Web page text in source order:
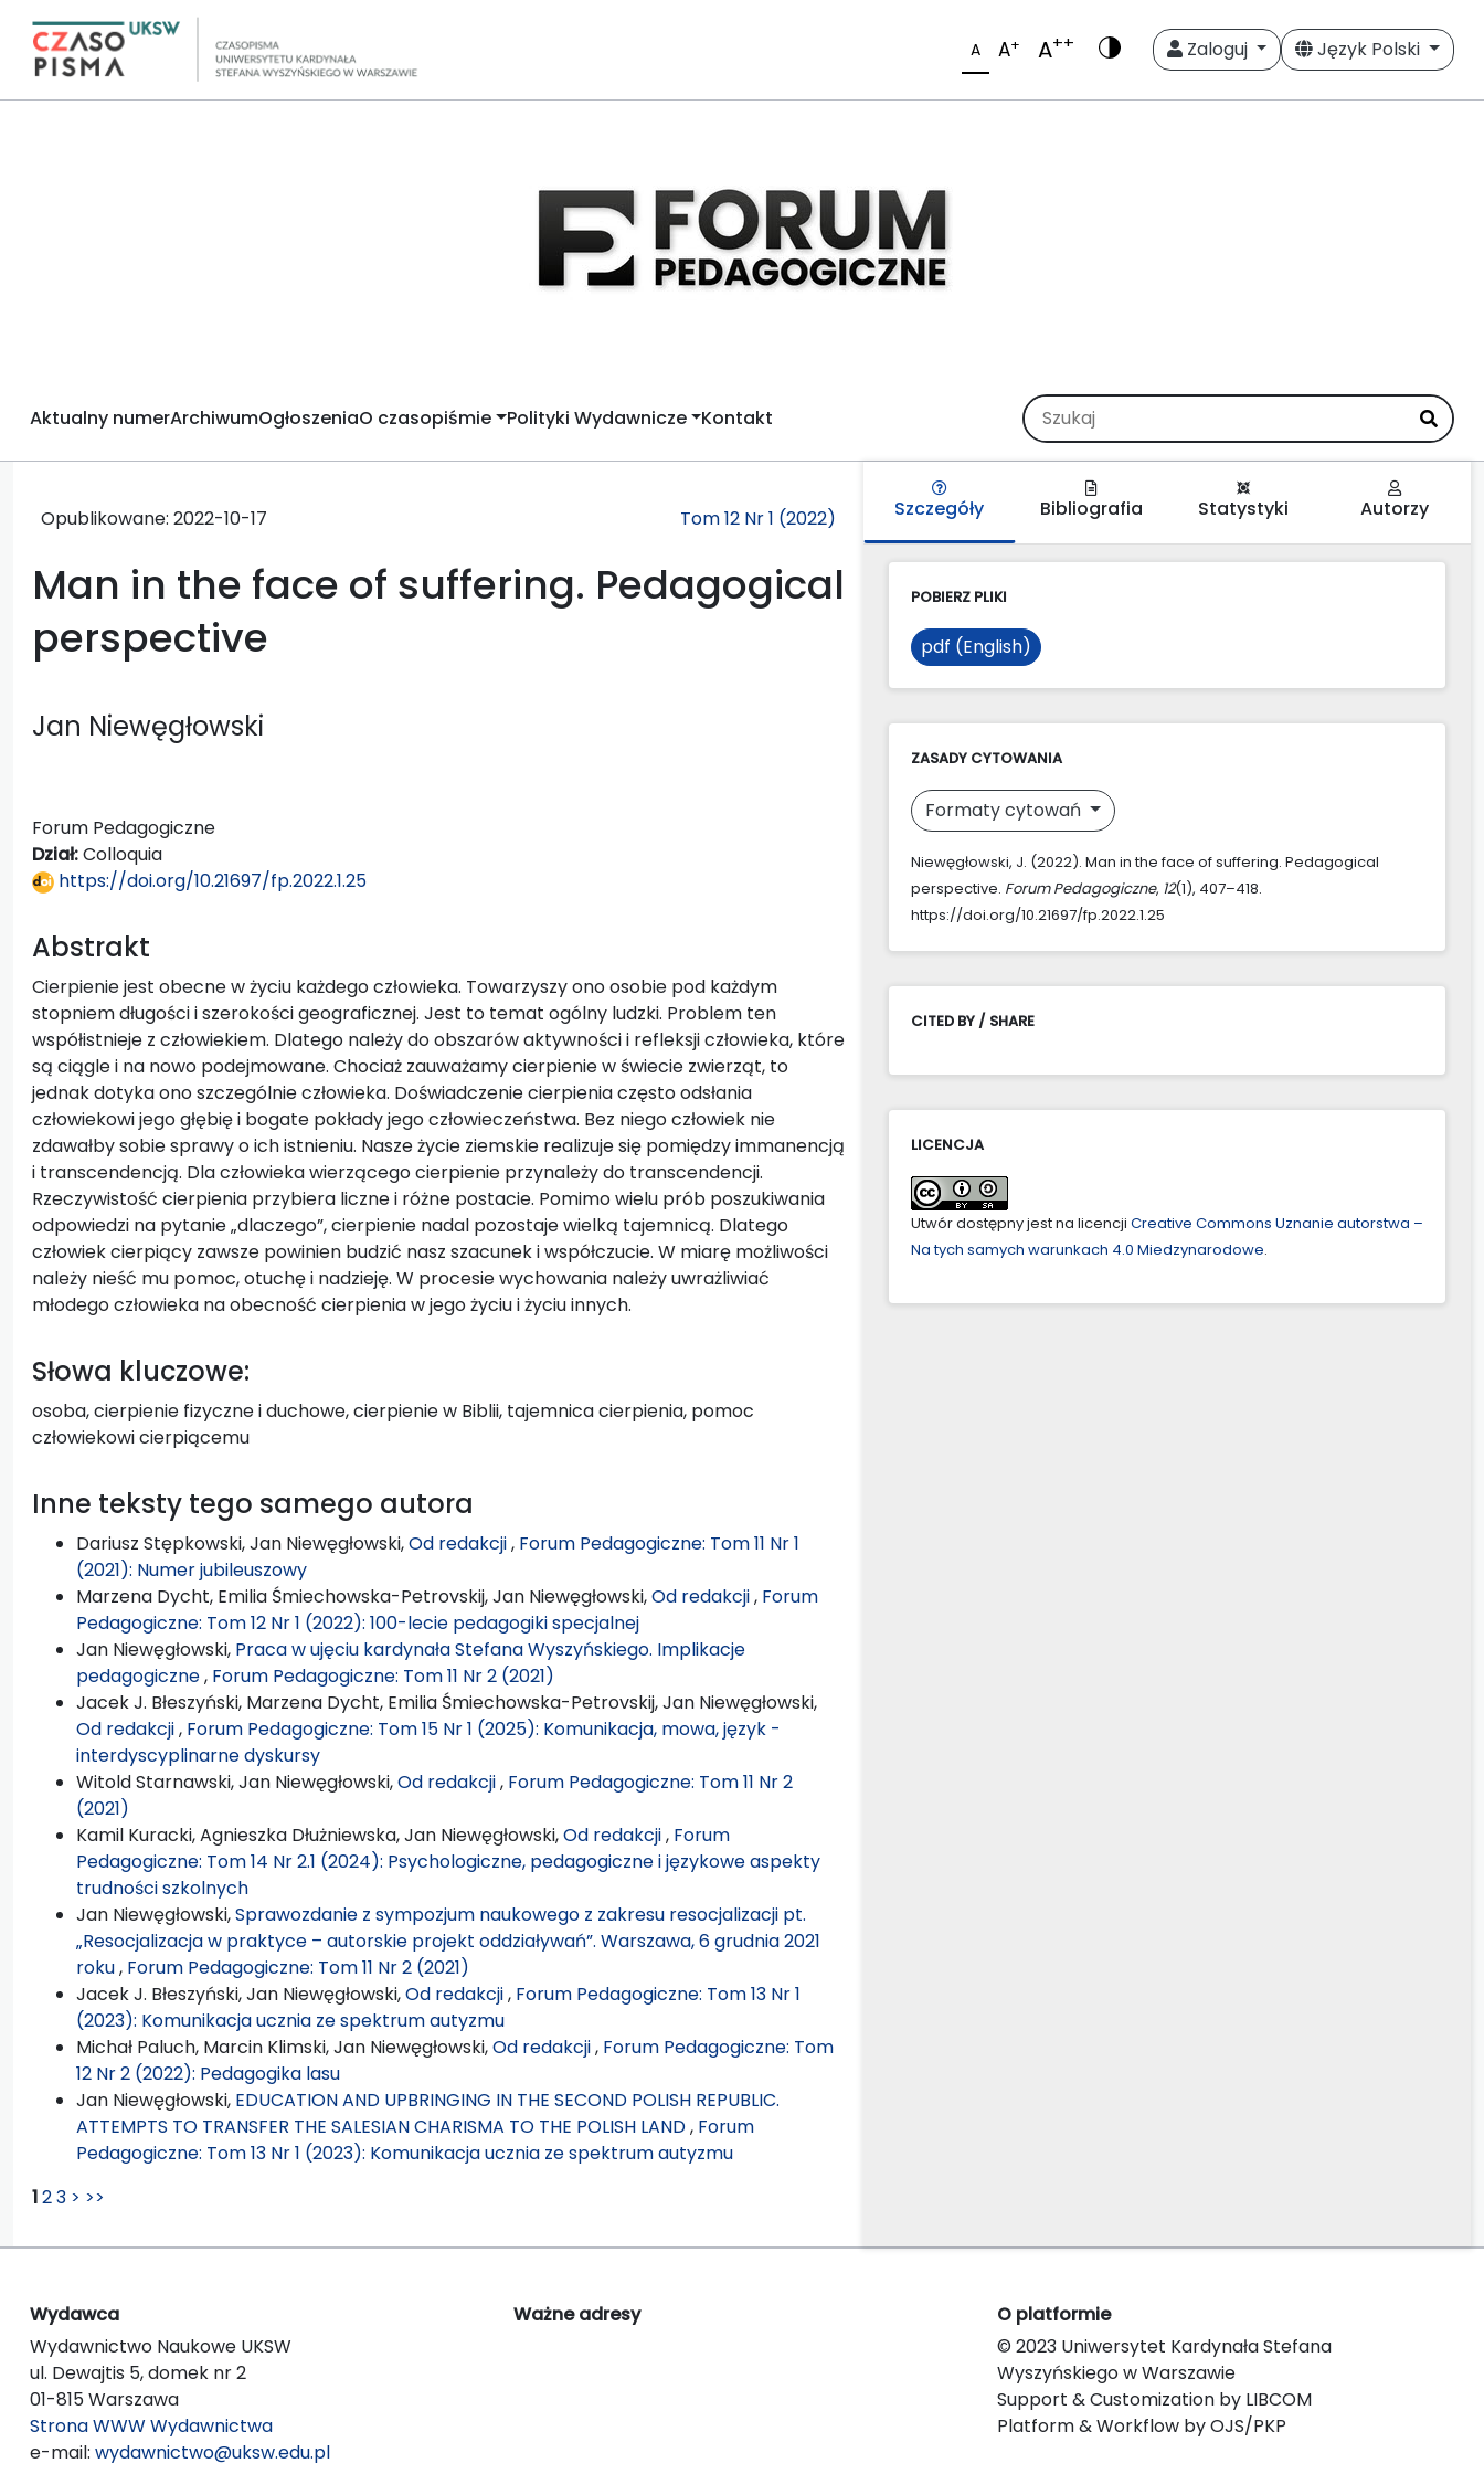
A A+ A++ Zaloguj Język Polski
Aktualny numerArchiwumOgłoszeniaO czasopiśmie Polityki Wydawnicze Kontakt
Opublikowane: 2022-10-17 Tom 12 Nr 1 (2022)
Man in the face of suffering. Pedagogical
perspective
Jan Niewęgłowski
Forum Pedagogiczne
Dział:Colloquia
https://doi.org/10.21697/fp.2022.1.25
Abstrakt
Cierpienie jest obecne w życiu każdego człowieka. Towarzyszy ono osobie pod każdym
stopniem długości i szerokości geograficznej. Jest to temat ogólny ludzki. Problem ten
współistnieje z człowiekiem. Dlatego należy do obszarów aktywności i refleksji człowieka, które
są ciągle i na nowo podejmowane. Chociaż zauważamy cierpienie w świecie zwierząt, to
jednak dotyka ono szczególnie człowieka. Doświadczenie cierpienia często odsłania
człowiekowi jego głębię i bogate pokłady jego człowieczeństwa. Bez niego człowiek nie
zdawałby sobie sprawy o ich istnieniu. Nasze życie ziemskie realizuje się pomiędzy immanencją
i transcendencją. Dla człowieka wierzącego cierpienie przynależy do transcendencji.
Rzeczywistość cierpienia przybiera liczne i różne postacie. Pomimo wielu prób poszukiwania
odpowiedzi na pytanie „dlaczego”, cierpienie nadal pozostaje wielką tajemnicą. Dlatego
człowiek cierpiący zawsze powinien budzić nasz szacunek i współczucie. W miarę możliwości
należy nieść mu pomoc, otuchę i nadzieję. W procesie wychowania należy uwrażliwiać
młodego człowieka na obecność cierpienia w jego życiu i życiu innych.
Słowa kluczowe:
osoba, cierpienie fizyczne i duchowe, cierpienie w Biblii, tajemnica cierpienia, pomoc
człowiekowi cierpiącemu
Inne teksty tego samego autora
Dariusz Stępkowski, Jan Niewęgłowski,Od redakcji, Forum Pedagogiczne: Tom 11 Nr 1
(2021): Numer jubileuszowy
Marzena Dycht, Emilia Śmiechowska-Petrovskij, Jan Niewęgłowski,Od redakcji, Forum
Pedagogiczne: Tom 12 Nr 1 (2022): 100-lecie pedagogiki specjalnej
Jan Niewęgłowski, Praca w ujęciu kardynała Stefana Wyszyńskiego. Implikacje
pedagogiczne, Forum Pedagogiczne: Tom 11 Nr 2 (2021)
Jacek J. Błeszyński, Marzena Dycht, Emilia Śmiechowska-Petrovskij, Jan Niewęgłowski,
Od redakcji, Forum Pedagogiczne: Tom 15 Nr 1 (2025): Komunikacja, mowa, język -
interdyscyplinarne dyskursy
Witold Starnawski, Jan Niewęgłowski,Od redakcji, Forum Pedagogiczne: Tom 11 Nr 2
(2021)
Kamil Kuracki, Agnieszka Dłużniewska, Jan Niewęgłowski,Od redakcji, Forum
Pedagogiczne: Tom 14 Nr 2.1 (2024): Psychologiczne, pedagogiczne i językowe aspekty
trudności szkolnych
Jan Niewęgłowski,Sprawozdanie z sympozjum naukowego z zakresu resocjalizacji pt.
„Resocjalizacja w praktyce – autorskie projekt oddziaływań”. Warszawa, 6 grudnia 2021
roku, Forum Pedagogiczne: Tom 11 Nr 2 (2021)
Jacek J. Błeszyński, Jan Niewęgłowski,Od redakcji, Forum Pedagogiczne: Tom 13 Nr 1
(2023): Komunikacja ucznia ze spektrum autyzmu
Michał Paluch, Marcin Klimski, Jan Niewęgłowski,Od redakcji, Forum Pedagogiczne: Tom
12 Nr 2 (2022): Pedagogika lasu
Jan Niewęgłowski, EDUCATION AND UPBRINGING IN THE SECOND POLISH REPUBLIC.
ATTEMPTS TO TRANSFER THE SALESIAN CHARISMA TO THE POLISH LAND, Forum
Pedagogiczne: Tom 13 Nr 1 (2023): Komunikacja ucznia ze spektrum autyzmu
123 > >>
Szczegóły Bibliografia Statystyki Autorzy
POBIERZ PLIKI
pdf (English)
ZASADY CYTOWANIA
Formaty cytowań
Niewęgłowski, J. (2022). Man in the face of suffering. Pedagogical
perspective. Forum Pedagogiczne, 12(1), 407–418.
https://doi.org/10.21697/fp.2022.1.25
CITED BY / SHARE
LICENCJA
Utwór dostępny jest na licencji Creative Commons Uznanie autorstwa –
Na tych samych warunkach 4.0 Miedzynarodowe.
Wydawca
Wydawnictwo Naukowe UKSW
ul. Dewajtis 5, domek nr 2
01-815 Warszawa
Strona WWW Wydawnictwa
e-mail: wydawnictwo@uksw.edu.pl
Ważne adresy
O platformie
© 2023 Uniwersytet Kardynała Stefana
Wyszyńskiego w Warszawie
Support & Customization by LIBCOM
Platform & Workflow by OJS/PKP